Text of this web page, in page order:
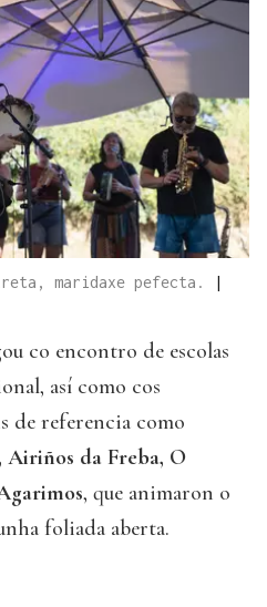
maridaxe pefecta.
|
co encontro de escolas
así como cos
de referencia como
Airiños da Freba, O
, que animaron o
foliada aberta.